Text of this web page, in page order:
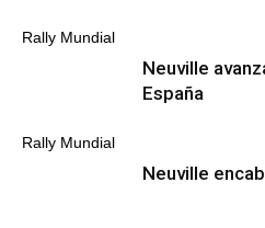
Rally Mundial
Rally Mundial
Neuville
España
Neuville